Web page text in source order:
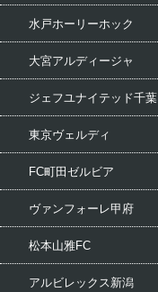
水戸ホーリーホック
大宮アルディージャ
ジェフユナイテッド千葉
東京ヴェルディ
FC町田ゼルビア
ヴァンフォーレ甲府
松本山雅FC
アルビレックス新潟